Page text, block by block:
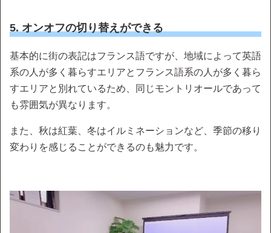
5. オンオフの切り替えができる
基本的に街の表記はフランス語ですが、地域によって英語
系の人が多く暮らすエリアとフランス語系の人が多く暮ら
すエリアと別れているため、同じモントリオールであって
も雰囲気が異なります。
また、秋は紅葉、冬はイルミネーションなど、季節の移り
変わりを感じることができるのも魅力です。